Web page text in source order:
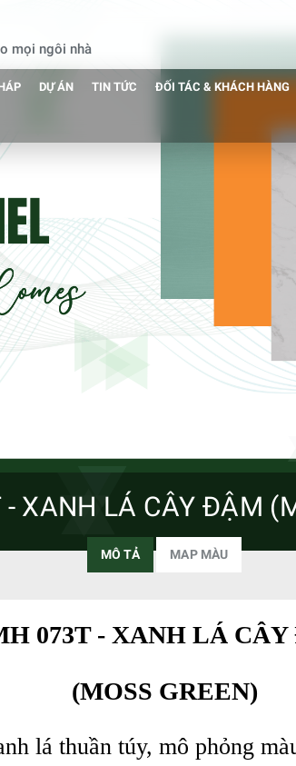
mọi ngôi nhà
DỰ ÁN TIN TỨC ĐỐI TÁC & KHÁCH HÀNG
XANH LÁ CÂY ĐẬM
MÔ TẢ MAP MÀU
073T - XANH LÁ
(MOSS GREEN)
lá thuần túy, mô phỏng